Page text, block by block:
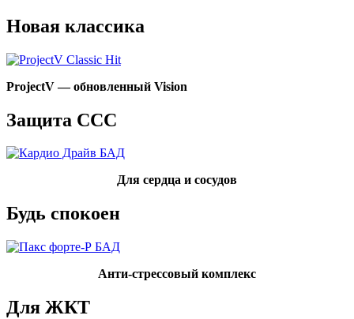
Новая классика
ProjectV — обновленный Vision
Защита ССС
Для сердца и сосудов
Будь спокоен
Анти-стрессовый комплекс
Для ЖКТ